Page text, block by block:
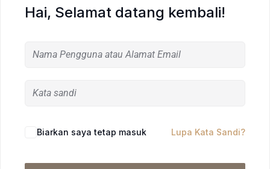
Hai, Selamat datang kembali!
Biarkan saya tetap masuk Lupa Kata Sandi?